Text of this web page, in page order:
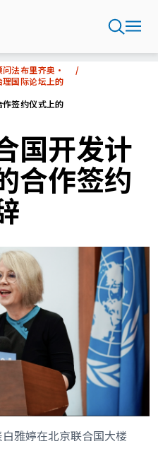
问法布里齐奥·
国际论坛上的
签约仪式上的
国开发计
合作签约
雅婷在北京联合国大楼